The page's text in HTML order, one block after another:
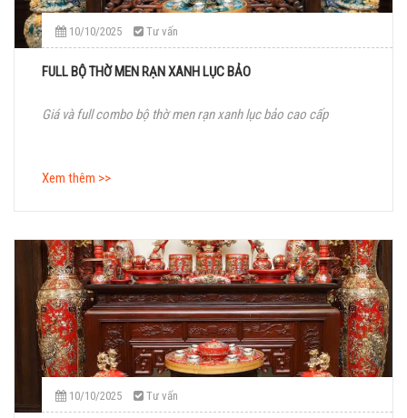
10/10/2025 Tư vấn
FULL BỘ THỜ MEN RẠN XANH LỤC BẢO
Giá và full combo bộ thờ men rạn xanh lục bảo cao cấp
Xem thêm >>
10/10/2025 Tư vấn